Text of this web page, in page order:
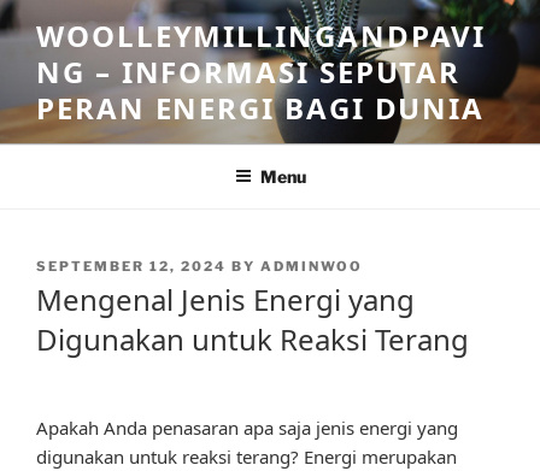
Skip
to
content
WOOLLEYMILLINGANDPAVI
NG – INFORMASI SEPUTAR
PERAN ENERGI BAGI DUNIA
Menu
POSTED
SEPTEMBER 12, 2024 BY ADMINWOO
Mengenal Jenis Energi yang
Digunakan untuk Reaksi Terang
Apakah Anda penasaran apa saja jenis energi yang
digunakan untuk reaksi terang? Energi merupakan